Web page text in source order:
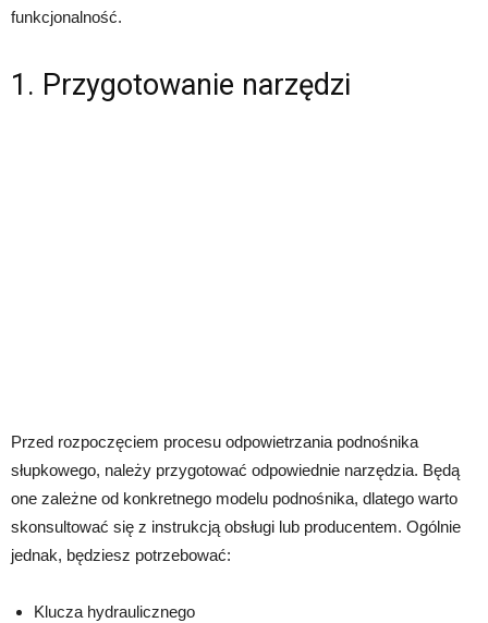
funkcjonalność.
1. Przygotowanie narzędzi
Przed rozpoczęciem procesu odpowietrzania podnośnika
słupkowego, należy przygotować odpowiednie narzędzia. Będą
one zależne od konkretnego modelu podnośnika, dlatego warto
skonsultować się z instrukcją obsługi lub producentem. Ogólnie
jednak, będziesz potrzebować:
Klucza hydraulicznego